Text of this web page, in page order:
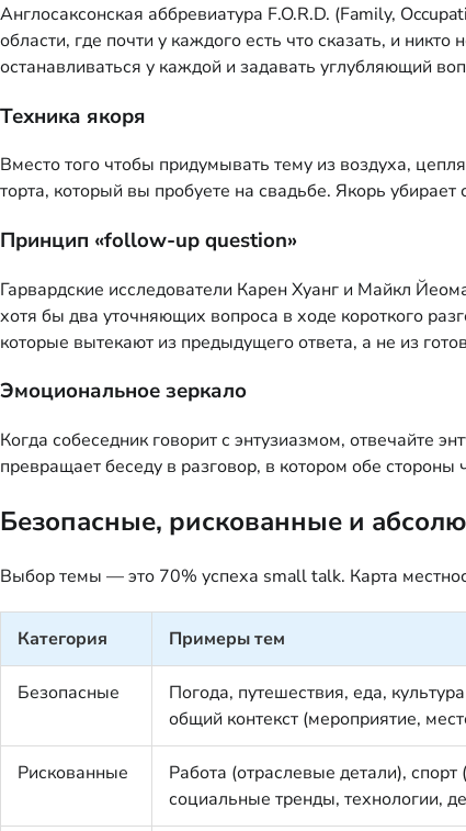
Англосаксонская аббревиатура F.O.R.D. (Family,
области, где почти у каждого есть что сказать, и
останавливаться у каждой и задавать углубляющий
Техника якоря
Вместо того чтобы придумывать тему из воздуха,
торта, который вы пробуете на свадьбе. Якорь
Принцип «follow-up question»
Гарвардские исследователи Карен Хуанг и Майкл
хотя бы два уточняющих вопроса в ходе короткого
которые вытекают из предыдущего ответа, а не из
Эмоциональное зеркало
Когда собеседник говорит с энтузиазмом, отвечайте
превращает беседу в разговор, в котором обе
Безопасные, рискованные и
Выбор темы — это 70% успеха small talk. Карта
Категория Примеры тем
Безопасные
Погода, путешествия, еда,
общий контекст (мероприятие,
Рискованные
Работа (отраслевые детали),
социальные тренды, технологии,